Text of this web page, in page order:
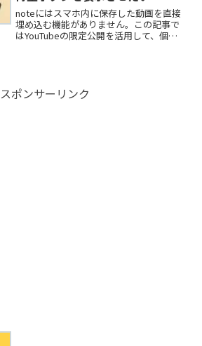
noteにはスマホ内に保存した動画を直接
埋め込む機能がありません。この記事で
はYouTubeの限定公開を活用して、個人
スポンサーリンク